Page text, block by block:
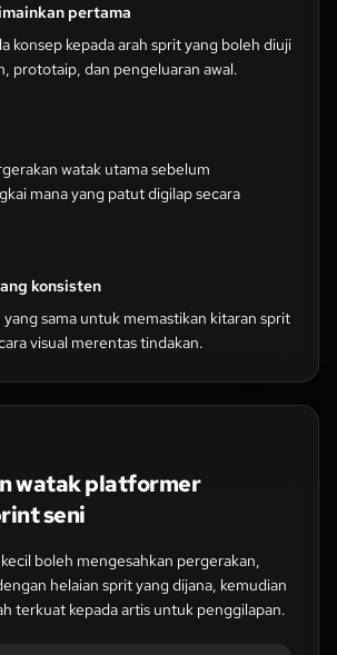
pertama
konsep kepada arah sprit yang boleh diuji
prototaip, dan pengeluaran awal.
watak utama sebelum
mana yang patut digilap secara
konsisten
sama untuk memastikan kitaran sprit
visual merentas tindakan.
watak platformer
seni
boleh mengesahkan pergerakan,
helaian sprit yang dijana, kemudian
terkuat kepada artis untuk penggilapan.